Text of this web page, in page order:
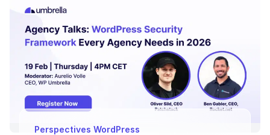
Perspectives WordPress